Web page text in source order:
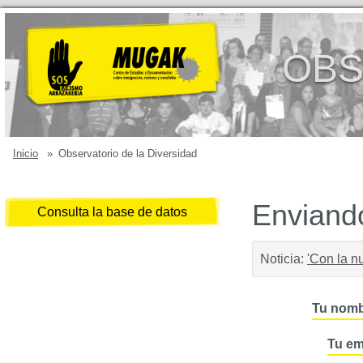
Inicio » Observatorio de la Diversidad
Consulta la base de datos
Noticia: 'Con la
Tu
Tu